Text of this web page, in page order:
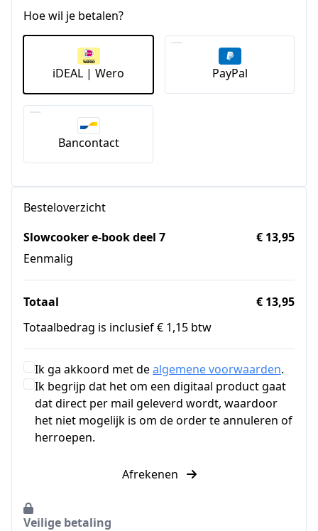
Hoe wil je betalen?
iDEAL | Wero PayPal
Bancontact
Besteloverzicht
Slowcooker e-book deel 7
Eenmalig
€ 13,95
Totaal
€ 13,95
Totaalbedrag is inclusief € 1,15 btw
Ik ga akkoord met dealgemene voorwaarden.
Ik begrijp dat het om een digitaal product gaat
dat direct per mail geleverd wordt, waardoor
het niet mogelijk is om de order te annuleren of
herroepen.
Afrekenen
Veilige betaling